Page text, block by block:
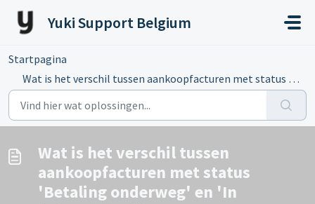
Yuki Support Belgium
Startpagina
Wat is het verschil tussen aankoopfacturen met status ...
Wat is het verschil tussen
aankoopfacturen met status
'Betaling onderweg' en 'In